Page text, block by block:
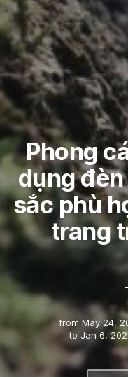
Phong
dụng
sắc phù
trang
from May 24,
to Jan 6,